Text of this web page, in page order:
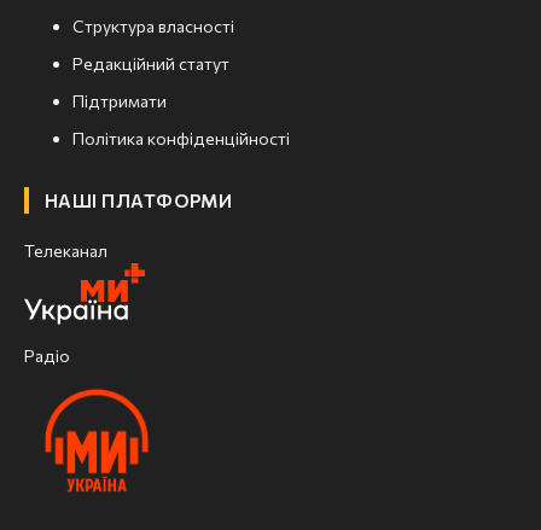
Структура власності
Редакційний статут
Підтримати
Політика конфіденційності
НАШІ ПЛАТФОРМИ
Телеканал
Радіо